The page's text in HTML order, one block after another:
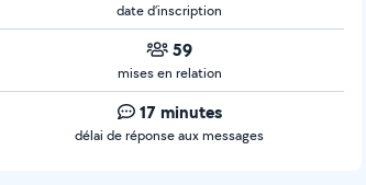
date d’inscription
59
mises en relation
17 minutes
délai de réponse aux messages